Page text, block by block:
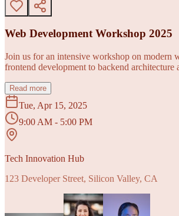
Web Development Workshop 2025
Join us for an intensive workshop on modern
frontend development to backend architecture
Read more
Tue, Apr 15, 2025
9:00 AM - 5:00 PM
Tech Innovation Hub
123 Developer Street, Silicon Valley, CA